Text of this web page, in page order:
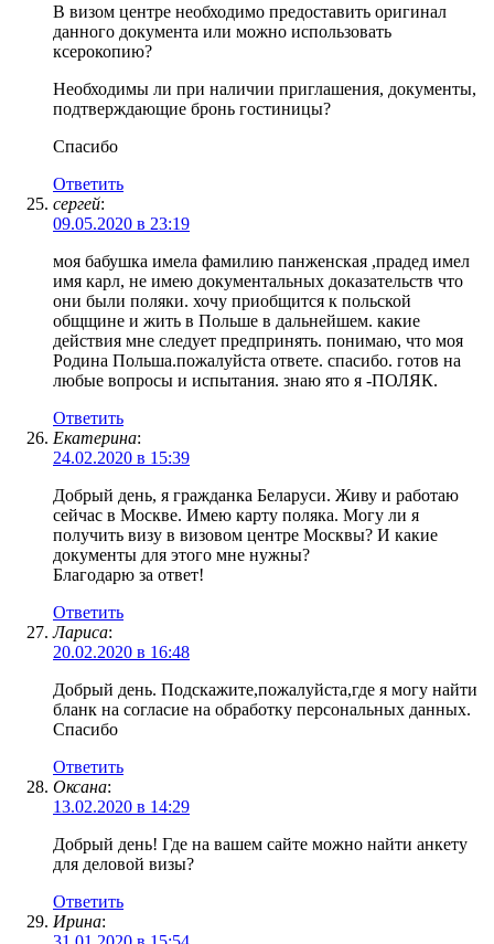
В визом центре необходимо предоставить оригинал
данного документа или можно использовать
ксерокопию?
Необходимы ли при наличии приглашения, документы,
подтверждающие бронь гостиницы?
Спасибо
Ответить
сергей:
09.05.2020 в 23:19
моя бабушка имела фамилию панженская ,прадед имел
имя карл, не имею документальных доказательств что
они были поляки. хочу приобщится к польской
общщине и жить в Польше в дальнейшем. какие
действия мне следует предпринять. понимаю, что моя
Родина Польша.пожалуйста ответе. спасибо. готов на
любые вопросы и испытания. знаю ято я -ПОЛЯК.
Ответить
Екатерина:
24.02.2020 в 15:39
Добрый день, я гражданка Беларуси. Живу и работаю
сейчас в Москве. Имею карту поляка. Могу ли я
получить визу в визовом центре Москвы? И какие
документы для этого мне нужны?
Благодарю за ответ!
Ответить
Лариса:
20.02.2020 в 16:48
Добрый день. Подскажите,пожалуйста,где я могу найти
бланк на согласие на обработку персональных данных.
Спасибо
Ответить
Оксана:
13.02.2020 в 14:29
Добрый день! Где на вашем сайте можно найти анкету
для деловой визы?
Ответить
Ирина: